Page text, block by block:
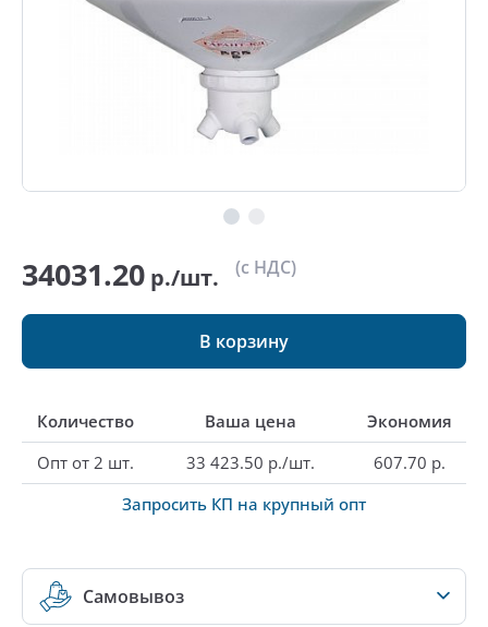
34031.20 р./шт. (с НДС)
В корзину
Количество Ваша цена
Экономия
Опт от 2 шт.
33 423.50 р./шт.
607.70 р.
Запросить КП на крупный опт
Самовывоз